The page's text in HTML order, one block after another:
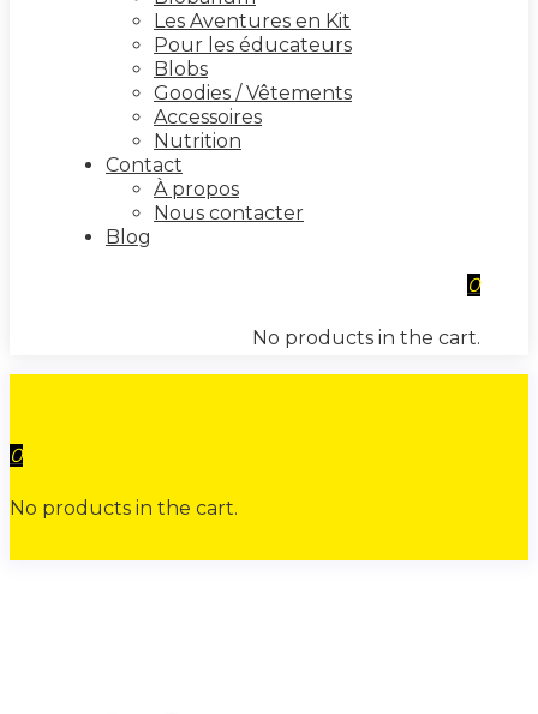
Les Aventures en Kit
Pour les éducateurs
Blobs
Goodies / Vêtements
Accessoires
Nutrition
Contact
À propos
Nous contacter
Blog
0
No products in the cart.
0
No products in the cart.